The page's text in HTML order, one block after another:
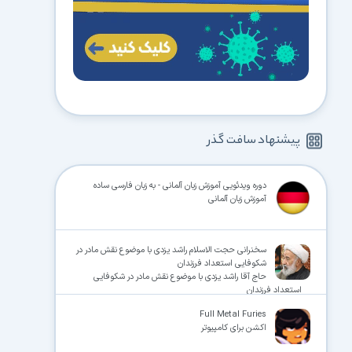
پیشنهاد سافت گذر
دوره ویدئویی آموزش زبان آلمانی - به زبان فارسی ساده
آموزش زبان آلمانی
سخنرانی حجت الاسلام راشد یزدی با موضوع نقش مادر در
شکوفایی استعداد فرزندان
حاج آقا راشد یزدی با موضوع نقش مادر در شکوفایی
استعداد فرزندان
Full Metal Furies
اکشن برای کامپیوتر